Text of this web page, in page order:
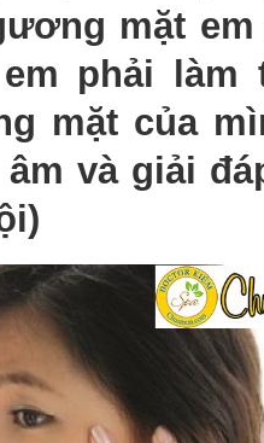
mặt
phải làm
mặt của
và giải